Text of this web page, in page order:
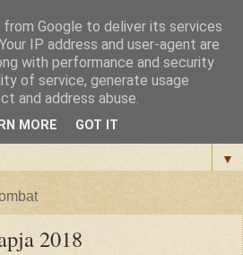
honlapomra ellátogatót.
▼
2018
Google to deliver its services
IP address and user-agent are
with performance and security
of service, generate usage
and address abuse.
MORE GOT IT